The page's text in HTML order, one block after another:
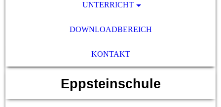
UNTERRICHT
DOWNLOADBEREICH
KONTAKT
Eppsteinschule